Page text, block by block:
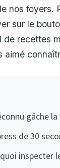
nos foyers.
sur le
de recettes
aimé
gâche
de 30
inspecter